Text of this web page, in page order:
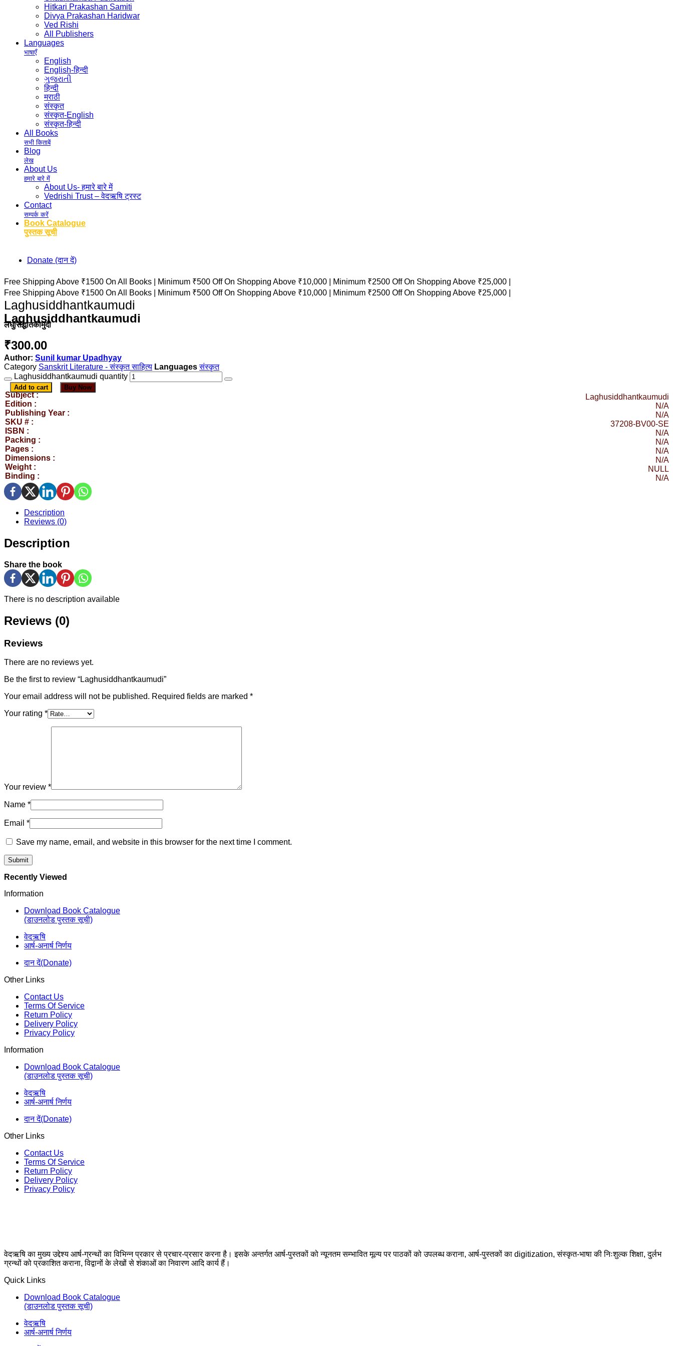
Hitkari Prakashan Samiti
Divya Prakashan Haridwar
Ved Rishi
All Publishers
Languages
भाषाएँ
English
English-हिन्दी
ગુજરાતી
हिन्दी
मराठी
संस्कृत
संस्कृत-English
संस्कृत-हिन्दी
All Books
सभी किताबें
Blog
लेख
About Us
हमारे बारे में
About Us- हमारे बारे में
Vedrishi Trust – वेदऋषि ट्रस्ट
Contact
सम्पर्क करें
Book Catalogue
पुस्तक सूची
Donate (दान दें)
Free Shipping Above ₹1500 On All Books | Minimum ₹500 Off On Shopping Above ₹10,000 |
Minimum ₹2500 Off On Shopping Above ₹25,000 |
Free Shipping Above ₹1500 On All Books |
Minimum ₹500 Off On Shopping Above ₹10,000 | Minimum ₹2500 Off On Shopping Above ₹25,000 |
Laghusiddhantkaumudi
लघुसिद्धांतकौमुदी
Laghusiddhantkaumudi
₹300.00
Author: Sunil kumar Upadhyay
Category Sanskrit Literature - संस्कृत साहित्य
संस्कृत
Laghusiddhantkaumudi quantity
Add to cart Buy Now
Subject :
Laghusiddhantkaumudi
Edition :
N/A
Publishing Year :
N/A
SKU # :
37208-BV00-SE
ISBN :
N/A
Packing :
N/A
Pages :
N/A
Dimensions :
N/A
Weight :
NULL
Binding :
N/A
Description
Reviews (0)
Description
Share the book
There is no description available
Reviews (0)
Reviews
There are no reviews yet.
Be the first to review “Laghusiddhantkaumudi”
Your email address will not be published. Required fields are marked *
Your rating *
Your review *
Name *
Email *
Save my name, email, and website in this browser for the next time I comment.
Recently Viewed
Information
Download Book Catalogue
(डाउनलोड पुस्तक सूची)
वेदऋषि
आर्ष-अनार्ष निर्णय
दान दें(Donate)
Other Links
Contact Us
Terms Of Service
Return Policy
Delivery Policy
Privacy Policy
Information
Download Book Catalogue
(डाउनलोड पुस्तक सूची)
वेदऋषि
आर्ष-अनार्ष निर्णय
दान दें(Donate)
Other Links
Contact Us
Terms Of Service
Return Policy
Delivery Policy
Privacy Policy
वेदऋषि का मुख्य उद्देश्य आर्ष-ग्रन्थों का विभिन्न प्रकार से प्रचार-प्रसार करना है। इसके अन्तर्गत आर्ष-पुस्तकों को न्यूनतम सम्भावित मूल्य पर पाठकों को उपलब्ध कराना, आर्ष-पुस्तकों का digitization, संस्कृत-भाषा की निःशुल्क शिक्षा, दुर्लभ
ग्रन्थों को प्रकाशित कराना, विद्वानों के लेखों से शंकाओं का निवारण आदि कार्य हैं।
Quick Links
Download Book Catalogue
(डाउनलोड पुस्तक सूची)
वेदऋषि
आर्ष-अनार्ष निर्णय